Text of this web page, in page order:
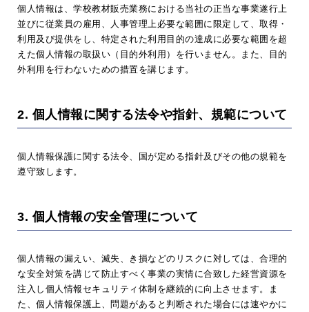
個人情報は、学校教材販売業務における当社の正当な事業遂行上
並びに従業員の雇用、人事管理上必要な範囲に限定して、取得・
利用及び提供をし、特定された利用目的の達成に必要な範囲を超
えた個人情報の取扱い（目的外利用）を行いません。また、目的
外利用を行わないための措置を講じます。
2. 個人情報に関する法令や指針、規範について
個人情報保護に関する法令、国が定める指針及びその他の規範を
遵守致します。
3. 個人情報の安全管理について
個人情報の漏えい、滅失、き損などのリスクに対しては、合理的
な安全対策を講じて防止すべく事業の実情に合致した経営資源を
注入し個人情報セキュリティ体制を継続的に向上させます。ま
た、個人情報保護上、問題があると判断された場合には速やかに